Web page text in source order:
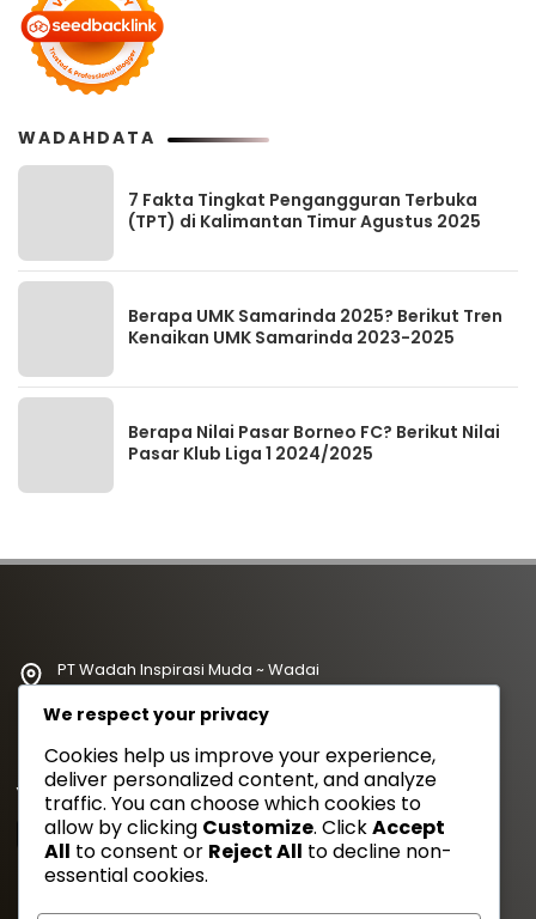
WADAHDATA
7 Fakta Tingkat Pengangguran Terbuka
(TPT) di Kalimantan Timur Agustus 2025
Berapa UMK Samarinda 2025? Berikut Tren
Kenaikan UMK Samarinda 2023-2025
Berapa Nilai Pasar Borneo FC? Berikut Nilai
Pasar Klub Liga 1 2024/2025
PT Wadah Inspirasi Muda ~ Wadai
redaksi@wadahkata.id
Yuk Follow Kami
We respect your privacy
Cookies help us improve your experience,
deliver personalized content, and analyze
traffic. You can choose which cookies to
allow by clicking Customize. ClickAccept
All to consent or Reject All to decline non-
essential cookies.